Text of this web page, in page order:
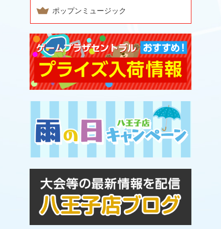
ポップンミュージック